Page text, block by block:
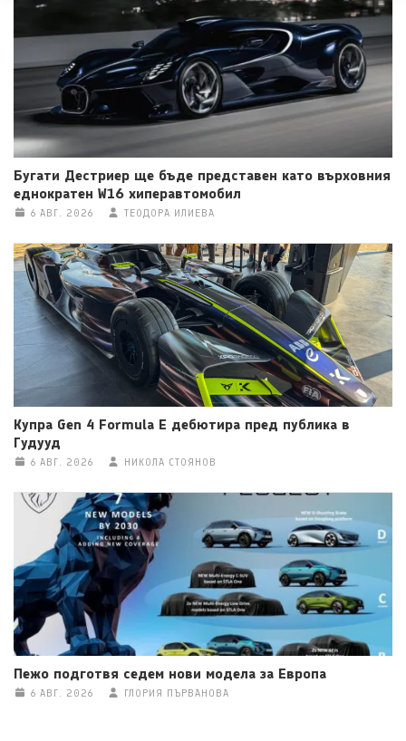
Бугати Дестриер ще бъде представен като върховния
еднократен W16 хиперавтомобил
6 АВГ. 2026 ТЕОДОРА ИЛИЕВА
Купра Gen 4 Formula E дебютира пред публика в
Гудууд
6 АВГ. 2026 НИКОЛА СТОЯНОВ
Пежо подготвя седем нови модела за Европа
6 АВГ. 2026 ГЛОРИЯ ПЪРВАНОВА